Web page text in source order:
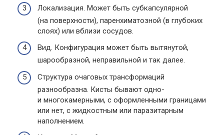
Локализация. Может быть субкапсулярной
(на поверхности), паренхиматозной (в глубоких
слоях) или вблизи сосудов.
Вид. Конфигурация может быть вытянутой,
шарообразной, неправильной и так далее.
Структура очаговых трансформаций
разнообразна. Кисты бывают одно-
и многокамерными, с оформленными границами
или нет, с жидкостным или паразитарным
наполнением.